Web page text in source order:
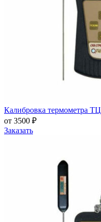
Калибровка термометра
от 3500 ₽
Заказать